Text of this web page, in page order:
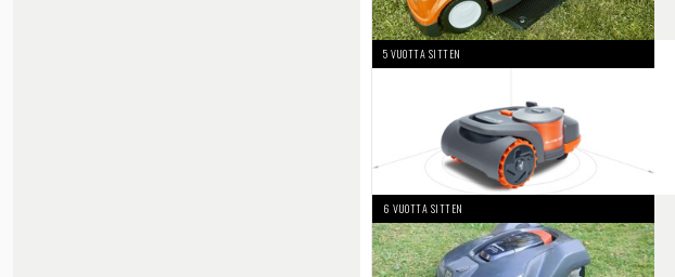
5 VUOTTA SITTEN
6 VUOTTA SITTEN